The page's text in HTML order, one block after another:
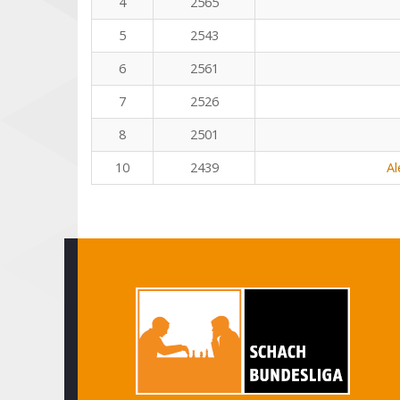
5
2543
6
2561
7
2526
8
2501
10
2439